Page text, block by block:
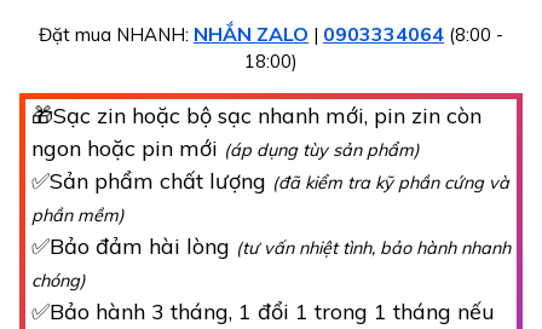
Đặt mua NHANH: NHẮN ZALO | 0903334064 (8:00 -
18:00)
🎁Sạc zin hoặc bộ sạc nhanh mới, pin zin còn
ngon hoặc pin mới (áp dụng tùy sản phẩm)
✅Sản phẩm chất lượng (đã kiểm tra kỹ phần cứng và
phần mềm)
✅Bảo đảm hài lòng (tư vấn nhiệt tình, bảo hành nhanh
chóng)
✅Bảo hành 3 tháng, 1 đổi 1 trong 1 tháng nếu